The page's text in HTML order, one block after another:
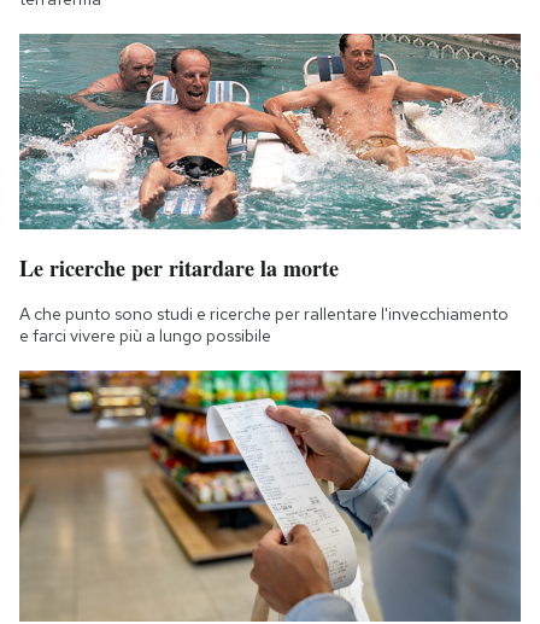
Le ricerche per ritardare la morte
A che punto sono studi e ricerche per rallentare l'invecchiamento
e farci vivere più a lungo possibile